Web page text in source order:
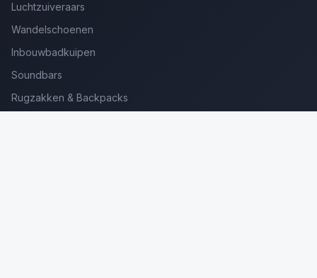
Luchtzuiveraars
Wandelschoenen
Inbouwbadkuipen
Soundbars
Rugzakken & Backpacks